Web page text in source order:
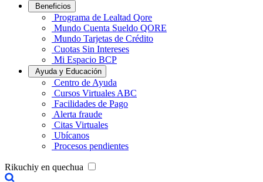
Beneficios
Programa de Lealtad Qore
Mundo Cuenta Sueldo QORE
Mundo Tarjetas de Crédito
Cuotas Sin Intereses
Mi Espacio BCP
Ayuda y Educación
Centro de Ayuda
Cursos Virtuales ABC
Facilidades de Pago
Alerta fraude
Citas Virtuales
Ubícanos
Procesos pendientes
Rikuchiy en quechua